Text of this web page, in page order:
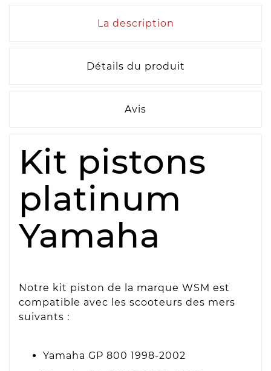
La description
Détails du produit
Avis
Kit pistons
platinum
Yamaha
Notre kit piston de la marque WSM est
compatible avec les scooteurs des mers
suivants :
Yamaha GP 800 1998-2002